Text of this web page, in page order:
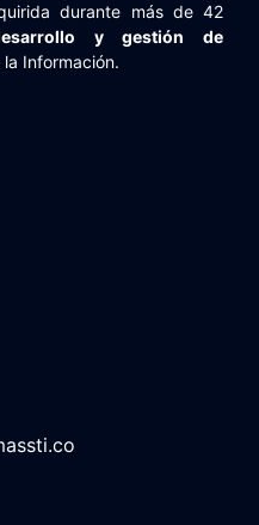
durante más de 42
y gestión de
Información.